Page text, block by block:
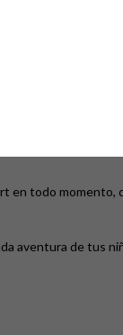
y moderno diseño
personalizado para
ofreciendo
mágica,
en todo momento,
aventura de tus